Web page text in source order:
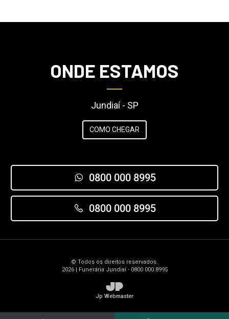
ONDE ESTAMOS
Jundiaí - SP
COMO CHEGAR
0800 000 8995
0800 000 8995
© Todos os direitos reservados.
2026 | Funerária Jundiaí - 0800 000 8995
JP
Jp Webmaster